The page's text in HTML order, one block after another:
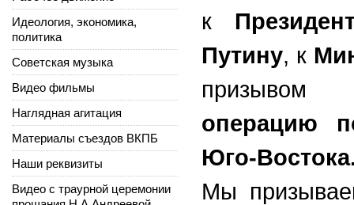
к
Путину, к
операцию
Юго-
Мы
Идеология, экономика,
политика
Советская музыка
Видео фильмы
Наглядная агитация
Материалы съездов ВКПБ
Наши реквизиты
Видео с траурной церемонии